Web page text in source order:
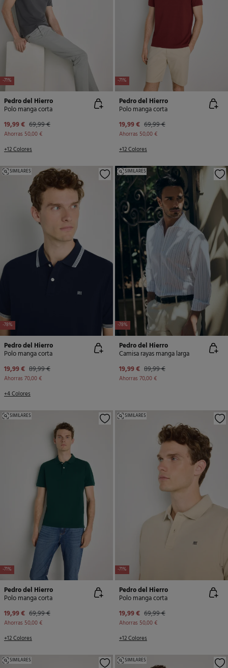
-71%
Pedro del Hierro
Polo manga corta
19,99 € 69,99 €
Ahorras 50,00 €
+12 Colores
-71%
Pedro del Hierro
Polo manga corta
19,99 € 69,99 €
Ahorras 50,00 €
+12 Colores
-78%
SIMILARES
Pedro del Hierro
Polo manga corta
19,99 € 89,99 €
Ahorras 70,00 €
+4 Colores
-78%
SIMILARES
Pedro del Hierro
Camisa rayas manga larga
19,99 € 89,99 €
Ahorras 70,00 €
-71%
SIMILARES
Pedro del Hierro
Polo manga corta
19,99 € 69,99 €
Ahorras 50,00 €
+12 Colores
-71%
SIMILARES
Pedro del Hierro
Polo manga corta
19,99 € 69,99 €
Ahorras 50,00 €
+12 Colores
SIMILARES SIMILARES